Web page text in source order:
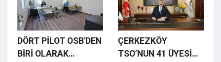
DÖRT PİLOT OSB'DEN
BİRİ OLARAK
ÇERKEZKÖY
TSO’NUN 41 ÜYESİ